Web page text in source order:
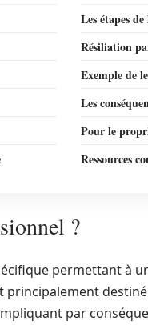
Les étapes
Résiliation
Exemple de
Les
Pour le
Ressources
?
permettant à
par